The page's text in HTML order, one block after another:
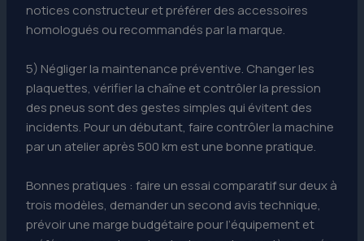
notices constructeur et préférer des accessoires
homologués ou recommandés par la marque.
5) Négliger la maintenance préventive. Changer les
plaquettes, vérifier la chaîne et contrôler la pression
des pneus sont des gestes simples qui évitent des
incidents. Pour un débutant, faire contrôler la machine
par un atelier après 500 km est une bonne pratique.
Bonnes pratiques : faire un essai comparatif sur deux à
trois modèles, demander un second avis technique,
prévoir une marge budgétaire pour l’équipement et